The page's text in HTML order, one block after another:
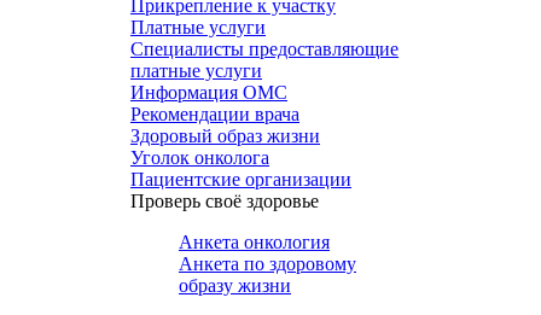
Прикрепление к участку
Платные услуги
Специалисты предоставляющие
платные услуги
Информация ОМС
Рекомендации врача
Здоровый образ жизни
Уголок онколога
Пациентские организации
Проверь своё здоровье
Анкета онкология
Анкета по здоровому
образу жизни